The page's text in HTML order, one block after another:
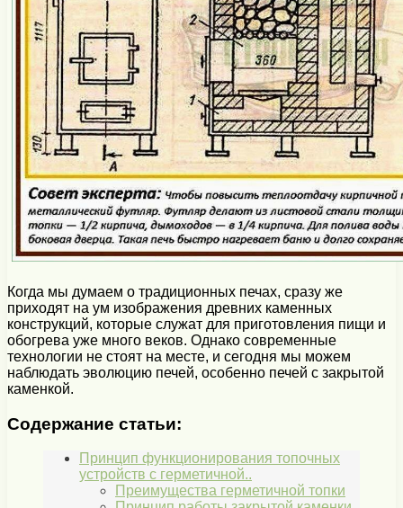
Когда мы думаем о традиционных печах, сразу же
приходят на ум изображения древних каменных
конструкций, которые служат для приготовления пищи и
обогрева уже много веков. Однако современные
технологии не стоят на месте, и сегодня мы можем
наблюдать эволюцию печей, особенно печей с закрытой
каменкой.
Содержание статьи:
Принцип функционирования топочных
устройств с герметичной..
Преимущества герметичной топки